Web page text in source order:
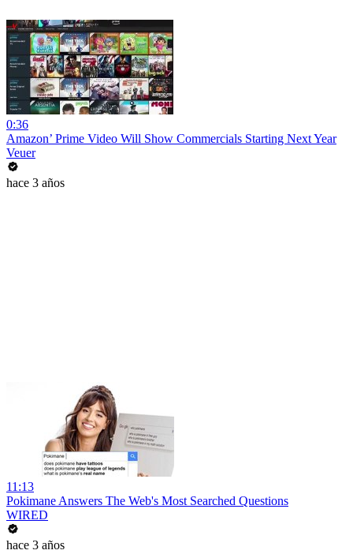
0:36
Amazon’ Prime Video Will Show Commercials Starting Next Year
Veuer
hace 3 años
11:13
Pokimane Answers The Web's Most Searched Questions
WIRED
hace 3 años